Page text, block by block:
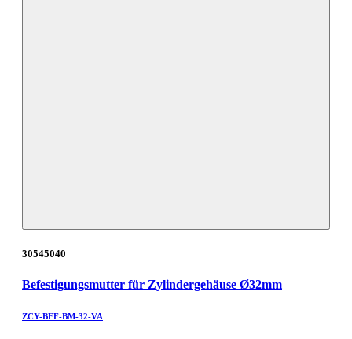
30545040
Befestigungsmutter für Zylindergehäuse Ø32mm
ZCY-BEF-BM-32-VA